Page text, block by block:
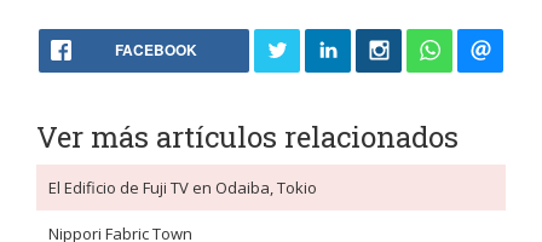
FACEBOOK
Ver más artículos relacionados
El Edificio de Fuji TV en Odaiba, Tokio
Nippori Fabric Town